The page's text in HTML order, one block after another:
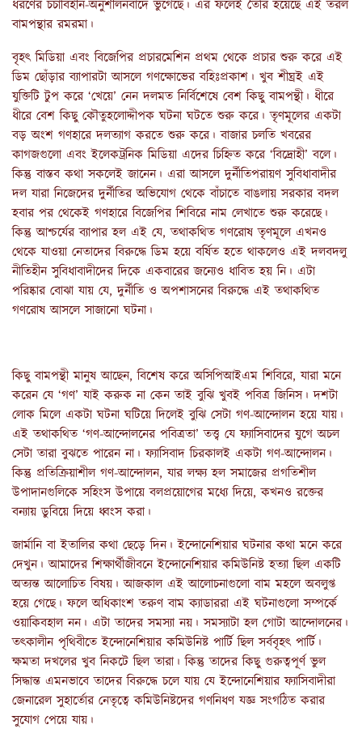
ধরণের চর্চাবিহীন-অনুশীলনবাদে ভুগেছে। এর ফলেই তৈরি হয়েছে এই তরল
বামপন্থার রমরমা।
বৃহৎ মিডিয়া এবং বিজেপির প্রচারমেশিন প্রথম থেকে প্রচার শুরু করে এই
ডিম ছোঁড়ার ব্যাপারটা আসলে গণক্ষোভের বহিঃপ্রকাশ। খুব শীঘ্রই এই
যুক্তিটি টুপ করে ‘খেয়ে’ নেন দলমত নির্বিশেষে বেশ কিছু বামপন্থী। ধীরে
ধীরে বেশ কিছু কৌতুহলোদ্দীপক ঘটনা ঘটতে শুরু করে। তৃণমূলের একটা
বড় অংশ গণহারে দলত্যাগ করতে শুরু করে। বাজার চলতি খবরের
কাগজগুলো এবং ইলেকট্রনিক মিডিয়া এদের চিহ্নিত করে ‘বিদ্রোহী’ বলে।
কিন্তু বাস্তব কথা সকলেই জানেন। এরা আসলে দুর্নীতিপরায়ণ সুবিধাবাদীর
দল যারা নিজেদের দুর্নীতির অভিযোগ থেকে বাঁচাতে বাঙলায় সরকার বদল
হবার পর থেকেই গণহারে বিজেপির শিবিরে নাম লেখাতে শুরু করেছে।
কিন্তু আশ্চর্যের ব্যাপার হল এই যে, তথাকথিত গণরোষ তৃণমূলে এখনও
থেকে যাওয়া নেতাদের বিরুদ্ধে ডিম হয়ে বর্ষিত হতে থাকলেও এই দলবদলু
নীতিহীন সুবিধাবাদীদের দিকে একবারের জন্যেও ধাবিত হয় নি। এটা
পরিষ্কার বোঝা যায় যে, দুর্নীতি ও অপশাসনের বিরুদ্ধে এই তথাকথিত
গণরোষ আসলে সাজানো ঘটনা।
কিছু বামপন্থী মানুষ আছেন, বিশেষ করে অসিপিআইএম শিবিরে, যারা মনে
করেন যে ‘গণ’ যাই করুক না কেন তাই বুঝি খুবই পবিত্র জিনিস। দশটা
লোক মিলে একটা ঘটনা ঘটিয়ে দিলেই বুঝি সেটা গণ-আন্দোলন হয়ে যায়।
এই তথাকথিত ‘গণ-আন্দোলনের পবিত্রতা’ তত্ত্ব যে ফ্যাসিবাদের যুগে অচল
সেটা তারা বুঝতে পারেন না। ফ্যাসিবাদ চিরকালই একটা গণ-আন্দোলন।
কিন্তু প্রতিক্রিয়াশীল গণ-আন্দোলন, যার লক্ষ্য হল সমাজের প্রগতিশীল
উপাদানগুলিকে সহিংস উপায়ে বলপ্রয়োগের মধ্যে দিয়ে, কখনও রক্তের
বন্যায় ডুবিয়ে দিয়ে ধ্বংস করা।
জার্মানি বা ইতালির কথা ছেড়ে দিন। ইন্দোনেশিয়ার ঘটনার কথা মনে করে
দেখুন। আমাদের শিক্ষার্থীজীবনে ইন্দোনেশিয়ার কমিউনিষ্ট হত্যা ছিল একটি
অত্যন্ত আলোচিত বিষয়। আজকাল এই আলোচনাগুলো বাম মহলে অবলুপ্ত
হয়ে গেছে। ফলে অধিকাংশ তরুণ বাম ক্যাডাররা এই ঘটনাগুলো সম্পর্কে
ওয়াকিবহাল নন। এটা তাদের সমস্যা নয়। সমস্যাটা হল গোটা আন্দোলনের।
তৎকালীন পৃথিবীতে ইন্দোনেশিয়ার কমিউনিষ্ট পার্টি ছিল সর্ববৃহৎ পার্টি।
ক্ষমতা দখলের খুব নিকটে ছিল তারা। কিন্তু তাদের কিছু গুরুত্বপূর্ণ ভুল
সিদ্ধান্ত এমনভাবে তাদের বিরুদ্ধে চলে যায় যে ইন্দোনেশিয়ার ফ্যাসিবাদীরা
জেনারেল সুহার্তোর নেতৃত্বে কমিউনিষ্টদের গণনিধণ যজ্ঞ সংগঠিত করার
সুযোগ পেয়ে যায়।